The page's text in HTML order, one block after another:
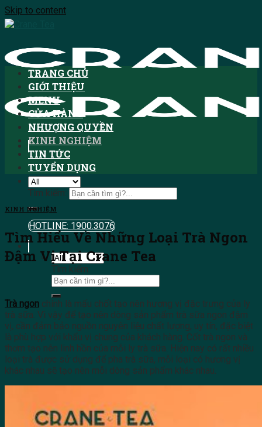
Skip to content
Tìm kiếm:
HOTLINE: 1900.3076
Tìm kiếm:
TRANG CHỦ
GIỚI THIỆU
MENU
CỬA HÀNG
NHƯỢNG QUYỀN
KINH NGHIỆM
TIN TỨC
TUYỂN DỤNG
KINH NGHIỆM
Tìm Hiểu Về Những Loại Trà Ngon
Đậm Vị Tại Crane Tea
Trà ngon chính là mấu chốt tạo nên hương vị đặc trưng của ly
trà sữa. Vì vậy để tạo nên dòng sản phẩm trà sữa ngon đậm
vị, cần đảm bảo nguồn nguyên liệu chất lượng, uy tín, đặc biệt
là phù hợp với khẩu vị chung của khách hàng. Cốt trà ngon và
thơm tạo nên linh hồn của mỗi ly trà sữa. Hiện nay có rất nhiều
loại trà được sử dụng để pha trà sữa, mỗi loại có hương vị
khác nhau sẽ tạo nên mỗi dòng sản phẩm khác nhau.